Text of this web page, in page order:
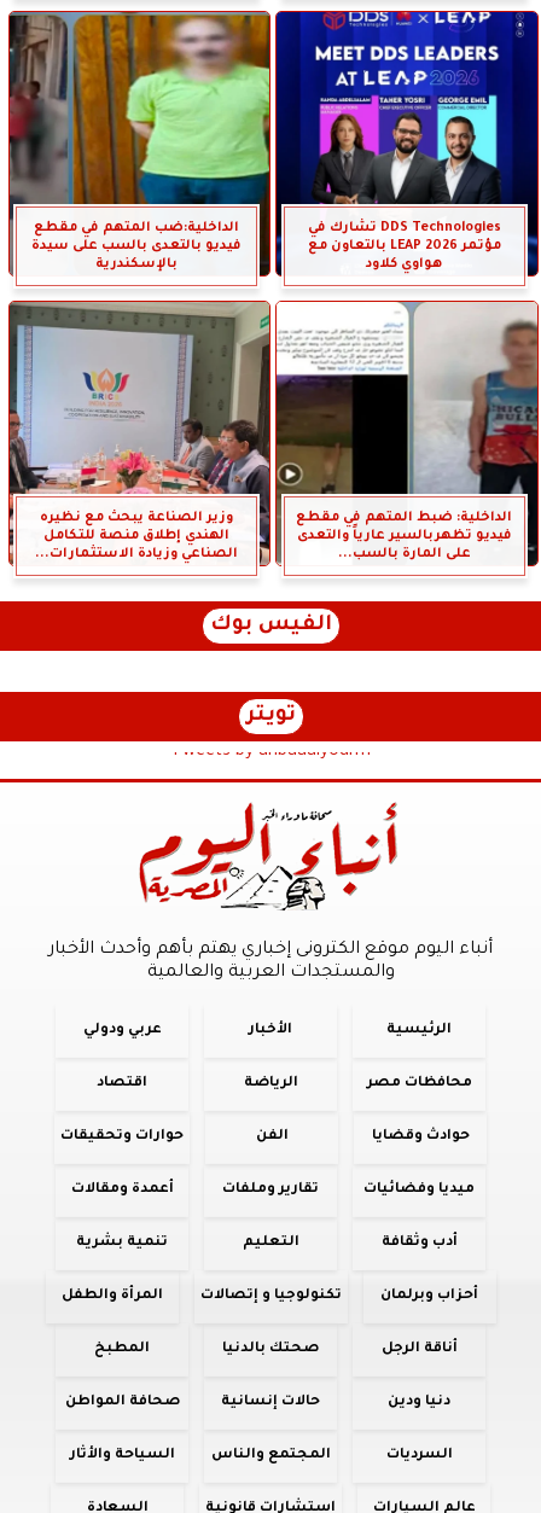
DDS Technologies تشارك في
مؤتمر LEAP 2026 بالتعاون مع
هواوي كلاود
الداخلية:ضب المتهم في مقطع
فيديو بالتعدى بالسب على سيدة
بالإسكندرية
الداخلية: ضبط المتهم في مقطع
فيديو تظهربالسير عارياً والتعدى
على المارة بالسب...
وزير الصناعة يبحث مع نظيره
الهندي إطلاق منصة للتكامل
الصناعي وزيادة الاستثمارات...
الفيس بوك
تويتر
Tweets by anbaaalyoum1
أنباء اليوم موقع الكترونى إخباري يهتم بأهم وأحدث الأخبار
والمستجدات العربية والعالمية
الرئيسية الأخبار عربي ودولي
محافظات مصر الرياضة اقتصاد
حوادث وقضايا الفن حوارات وتحقيقات
ميديا وفضائيات تقارير وملفات أعمدة ومقالات
أدب وثقافة التعليم تنمية بشرية
أحزاب وبرلمان تكنولوجيا و إتصالات المرأة والطفل
أناقة الرجل صحتك بالدنيا المطبخ
دنيا ودين حالات إنسانية صحافة المواطن
السرديات المجتمع والناس السياحة والأثار
عالم السيارات استشارات قانونية السعادة